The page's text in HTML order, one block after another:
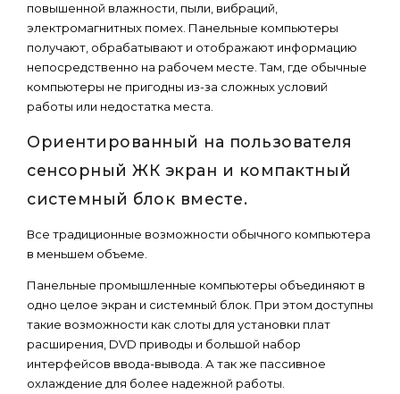
повышенной влажности, пыли, вибраций,
электромагнитных помех. Панельные компьютеры
получают, обрабатывают и отображают информацию
непосредственно на рабочем месте. Там, где обычные
компьютеры не пригодны из-за сложных условий
работы или недостатка места.
Ориентированный на пользователя
сенсорный ЖК экран и компактный
системный блок вместе.
Все традиционные возможности обычного компьютера
в меньшем объеме.
Панельные промышленные компьютеры объединяют в
одно целое экран и системный блок. При этом доступны
такие возможности как слоты для установки плат
расширения, DVD приводы и большой набор
интерфейсов ввода-вывода. А так же пассивное
охлаждение для более надежной работы.